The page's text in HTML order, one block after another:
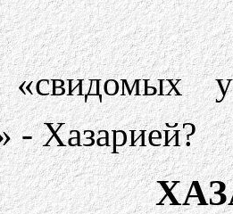
- Хазарией?